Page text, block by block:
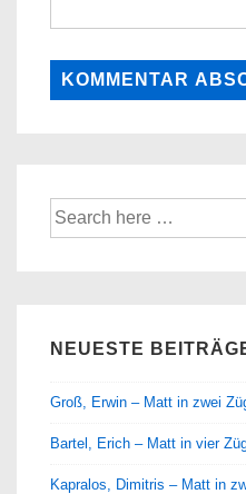
Suche
nach:
NEUESTE
Groß, Erwin – Matt in zwei
Bartel, Erich – Matt in vier
Kapralos, Dimitris – Matt in